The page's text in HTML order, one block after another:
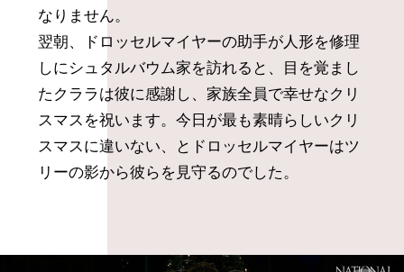
なりません。
翌朝、ドロッセルマイヤーの助手が人形を修理
しにシュタルバウム家を訪れると、目を覚まし
たクララは彼に感謝し、家族全員で幸せなクリ
スマスを祝います。今日が最も素晴らしいクリ
スマスに違いない、とドロッセルマイヤーはツ
リーの影から彼らを見守るのでした。